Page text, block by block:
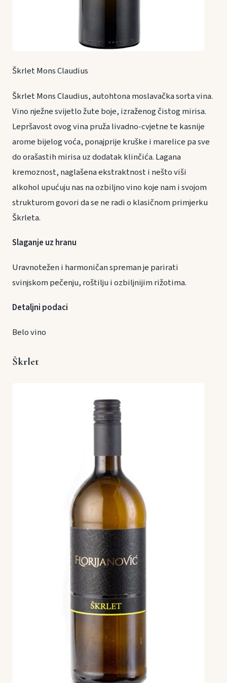
Škrlet Mons Claudius
Škrlet Mons Claudius, autohtona moslavačka sorta vina.
Vino nježne svijetlo žute boje, izraženog čistog mirisa.
Lepršavost ovog vina pruža livadno-cvjetne te kasnije
arome bijelog voća, ponajprije kruške i marelice pa sve
do orašastih mirisa uz dodatak klinčića. Lagana
kremoznost, naglašena ekstraktnost i nešto viši
alkohol upućuju nas na ozbiljno vino koje nam i svojom
strukturom govori da se ne radi o klasičnom primjerku
Škrleta.
Slaganje uz hranu
Uravnotežen i harmoničan spreman je parirati
svinjskom pečenju, roštilju i ozbiljnijim rižotima.
Detaljni podaci
Belo vino
Škrlet